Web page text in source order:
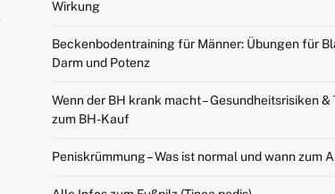
Wirkung
Beckenbodentraining für Männer: Übungen für
Darm und Potenz
Wenn der BH krank macht – Gesundheitsrisiken &
zum BH-Kauf
Peniskrümmung – Was ist normal und wann zum